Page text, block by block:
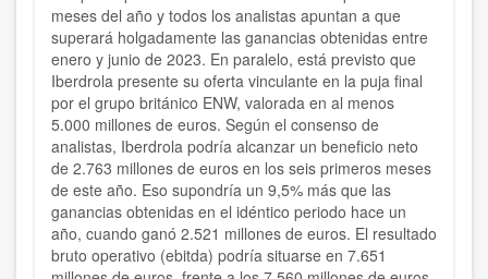
meses del año y todos los analistas apuntan a que
superará holgadamente las ganancias obtenidas entre
enero y junio de 2023. En paralelo, está previsto que
Iberdrola presente su oferta vinculante en la puja final
por el grupo británico ENW, valorada en al menos
5.000 millones de euros. Según el consenso de
analistas, Iberdrola podría alcanzar un beneficio neto
de 2.763 millones de euros en los seis primeros meses
de este año. Eso supondría un 9,5% más que las
ganancias obtenidas en el idéntico periodo hace un
año, cuando ganó 2.521 millones de euros. El resultado
bruto operativo (ebitda) podría situarse en 7.651